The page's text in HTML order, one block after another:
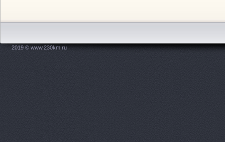
KITAY-
Maxdrive,
2019 © www.230km.ru